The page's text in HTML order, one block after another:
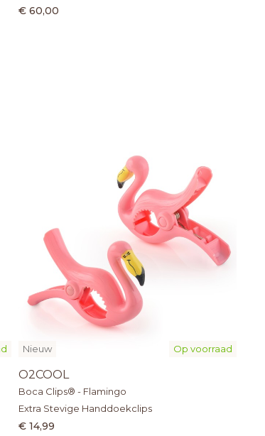
€ 60,00
Op voorraad
Nieuw
O2COOL
Boca Clips® - Flamingo
Extra Stevige Handdoekclips
€ 14,99